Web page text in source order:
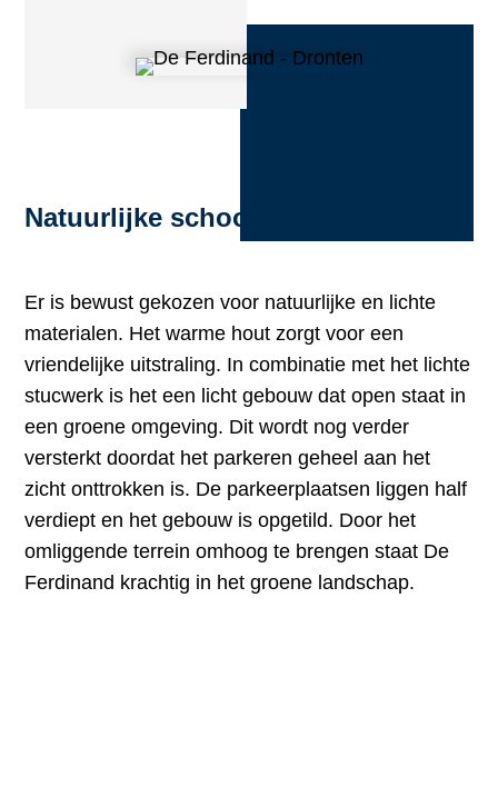
Natuurlijke schoonheid
Er is bewust gekozen voor natuurlijke en lichte
materialen. Het warme hout zorgt voor een
vriendelijke uitstraling. In combinatie met het lichte
stucwerk is het een licht gebouw dat open staat in
een groene omgeving. Dit wordt nog verder
versterkt doordat het parkeren geheel aan het
zicht onttrokken is. De parkeerplaatsen liggen half
verdiept en het gebouw is opgetild. Door het
omliggende terrein omhoog te brengen staat De
Ferdinand krachtig in het groene landschap.